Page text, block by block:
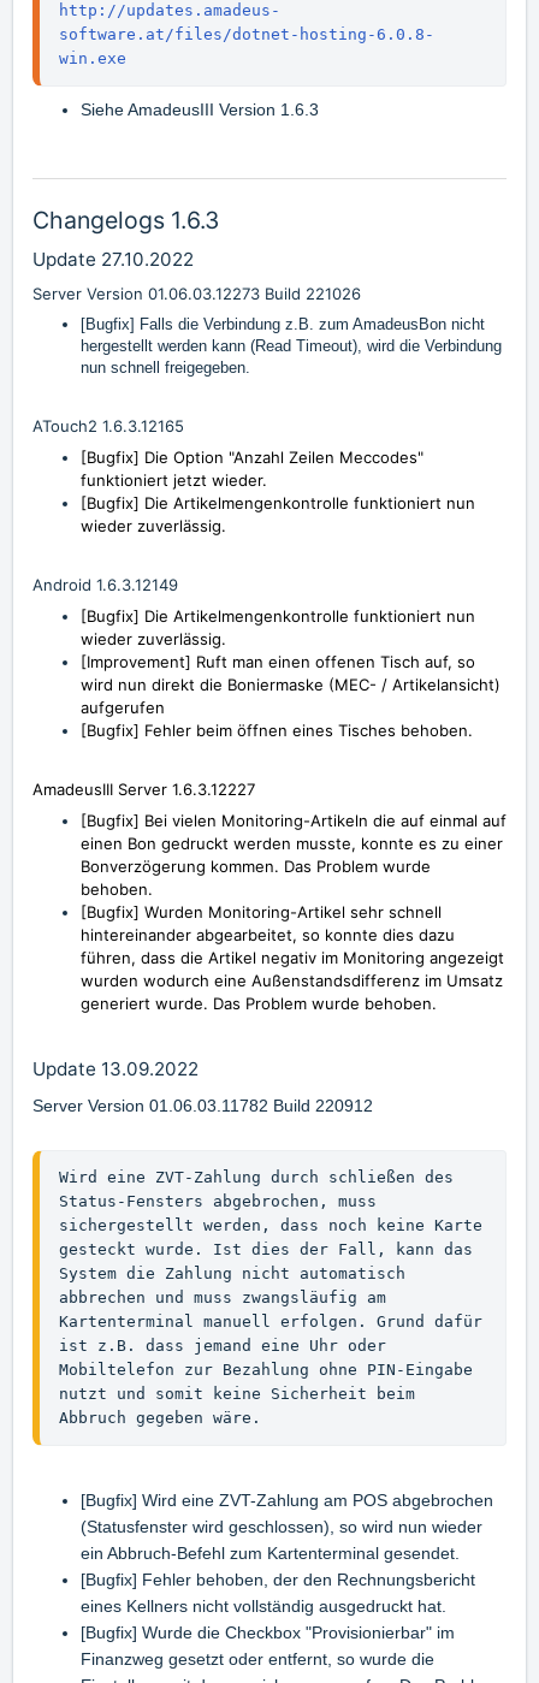
http://updates.amadeus-
software.at/files/dotnet-hosting-6.0.8-
win.exe
SieheAmadeusIII Version 1.6.3
Changelogs 1.6.3
Update 27.10.2022
Server Version 01.06.03.12273 Build 221026
[Bugfix] Falls die Verbindung z.B. zum AmadeusBon nicht
hergestellt werden kann (Read Timeout), wird die Verbindung
nun schnell freigegeben.
ATouch2 1.6.3.12165
[Bugfix] Die Option "Anzahl Zeilen Meccodes"
funktioniert jetzt wieder.
[Bugfix] Die Artikelmengenkontrolle funktioniert nun
wieder zuverlässig.
Android 1.6.3.12149
[Bugfix] Die Artikelmengenkontrolle funktioniert nun
wieder zuverlässig.
[Improvement] Ruft man einen offenen Tisch auf, so
wird nun direkt die Boniermaske (MEC- / Artikelansicht)
aufgerufen
[Bugfix] Fehler beim öffnen eines Tisches behoben.
AmadeusIII Server 1.6.3.12227
[Bugfix] Bei vielen Monitoring-Artikeln die auf einmal auf
einen Bon gedruckt werden musste, konnte es zu einer
Bonverzögerung kommen. Das Problem wurde
behoben.
[Bugfix] Wurden Monitoring-Artikel sehr schnell
hintereinander abgearbeitet, so konnte dies dazu
führen, dass die Artikel negativ im Monitoring angezeigt
wurden wodurch eine Außenstandsdifferenz im Umsatz
generiert wurde. Das Problem wurde behoben.
Update 13.09.2022
Server Version 01.06.03.11782 Build 220912
Wird eine ZVT-Zahlung durch schließen des
Status-Fensters abgebrochen, muss
sichergestellt werden, dass noch keine Karte
gesteckt wurde. Ist dies der Fall, kann das
System die Zahlung nicht automatisch
abbrechen und muss zwangsläufig am
Kartenterminal manuell erfolgen. Grund dafür
ist z.B. dass jemand eine Uhr oder
Mobiltelefon zur Bezahlung ohne PIN-Eingabe
nutzt und somit keine Sicherheit beim
Abbruch gegeben wäre.
[Bugfix] Wird eine ZVT-Zahlung am POS abgebrochen
(Statusfenster wird geschlossen), so wird nun wieder
ein Abbruch-Befehl zum Kartenterminal gesendet.
[Bugfix] Fehler behoben, der den Rechnungsbericht
eines Kellners nicht vollständig ausgedruckt hat.
[Bugfix] Wurde die Checkbox "Provisionierbar" im
Finanzweg gesetzt oder entfernt, so wurde die